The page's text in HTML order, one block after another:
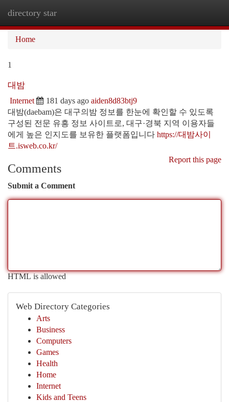
directory star
Home
1
대밤
Internet 181 days ago aiden8d83btj9
대밤(daebam)은 대구의밤 정보를 한눈에 확인할 수 있도록
구성된 전문 유흥 정보 사이트로, 대구·경북 지역 이용자들
에게 높은 인지도를 보유한 플랫폼입니다 https://대밤사이
트.isweb.co.kr/
Report this page
Comments
Submit a Comment
HTML is allowed
Web Directory Categories
Arts
Business
Computers
Games
Health
Home
Internet
Kids and Teens